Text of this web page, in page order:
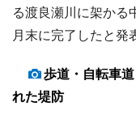
る渡良瀬川に架かる
月末に完了したと発
歩道・自転車
れた堤防